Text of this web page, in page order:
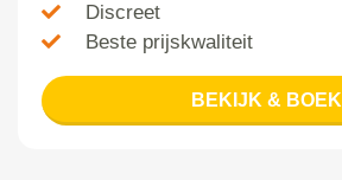
Discreet
Beste prijskwaliteit
BEKIJK & BOEK